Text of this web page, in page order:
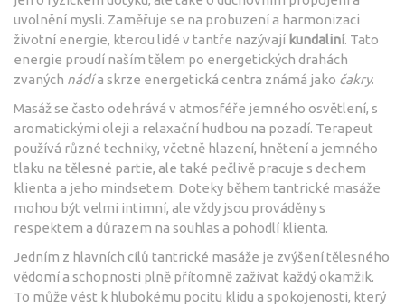
uvolnění mysli. Zaměřuje se na probuzení a harmonizaci
životní energie, kterou lidé v tantře nazývají kundaliní. Tato
energie proudí naším tělem po energetických drahách
zvaných nádía skrze energetická centra známá jako čakry.
Masáž se často odehrává v atmosféře jemného osvětlení, s
aromatickými oleji a relaxační hudbou na pozadí. Terapeut
používá různé techniky, včetně hlazení, hnětení a jemného
tlaku na tělesné partie, ale také pečlivě pracuje s dechem
klienta a jeho mindsetem. Doteky během tantrické masáže
mohou být velmi intimní, ale vždy jsou prováděny s
respektem a důrazem na souhlas a pohodlí klienta.
Jedním z hlavních cílů tantrické masáže je zvýšení tělesného
vědomí a schopnosti plně přítomně zažívat každý okamžik.
To může vést k hlubokému pocitu klidu a spokojenosti, který